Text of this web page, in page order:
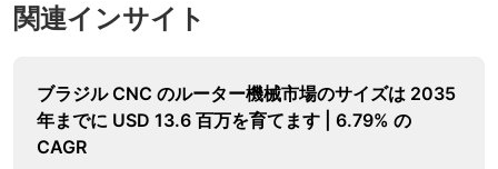
関連インサイト
ブラジル CNC のルーター機械市場のサイズは 2035
年までに USD 13.6 百万を育てます | 6.79% の
CAGR